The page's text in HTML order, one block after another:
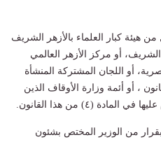
هيئة كبار العلماء بالأزهر الشريف
أو مركز الأزهر العالمي
أو اللجان المشتركة المنشأة
(٤) من هذا القانون ، أو أئمة وزارة الأوقاف الذين
(٤) من هذا القانون.
من الوزير المختص بشئون